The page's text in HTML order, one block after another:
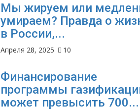
Мы жируем или
умираем? Правда о
в России,...
Апреля 28, 2025 10
Финансирование
программы
может превысить 700...